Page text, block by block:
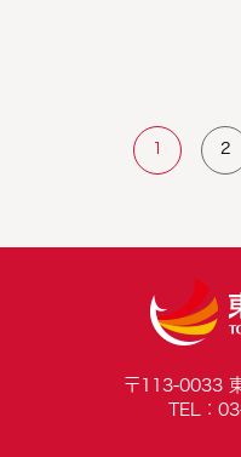
1 2
〒113-0033
TEL：